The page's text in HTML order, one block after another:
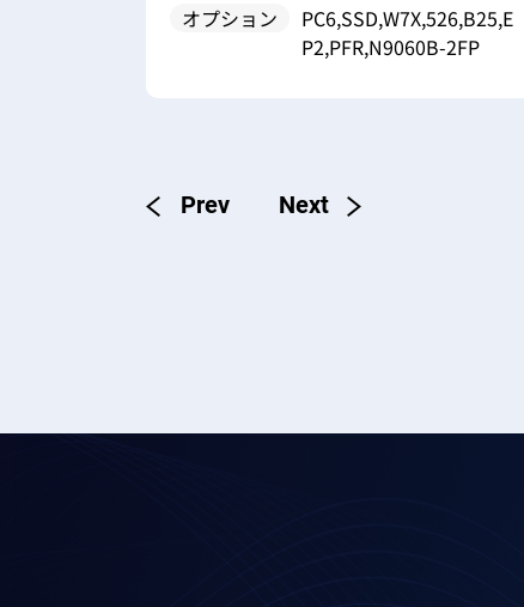
オプション
PC6,SSD,W7X,526,B25,E
P2,PFR,N9060B-2FP